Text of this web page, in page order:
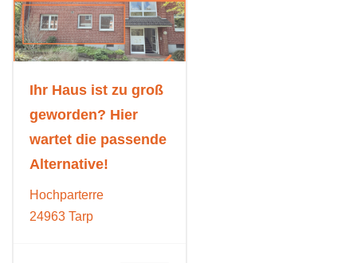
Ihr Haus ist zu groß
geworden? Hier
wartet die passende
Alternative!
Hochparterre
24963 Tarp